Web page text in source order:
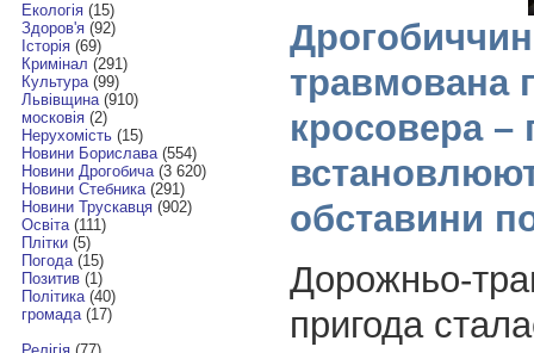
Екологія(15)
Здоров'я(92)
Історія(69)
Кримінал (291)
Культура(99)
Львівщина(910)
московія(2)
Нерухомість(15)
Новини Борислава(554)
Новини Дрогобича(3 620)
Новини Стебника(291)
Новини Трускавця(902)
Освіта(111)
Плітки(5)
Погода(15)
Позитив(1)
Політика(40)
громада(17)
травмована
кросовера –
обставини
Дорожньо-
пригода